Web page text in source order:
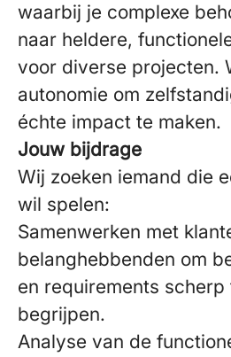
waarbij je complexe
naar heldere,
voor diverse projecten.
autonomie om
échte impact te maken.
Jouw bijdrage
Wij zoeken iemand die
wil spelen:
Samenwerken met
belanghebbenden om
en requirements
begrijpen.
Analyse van de